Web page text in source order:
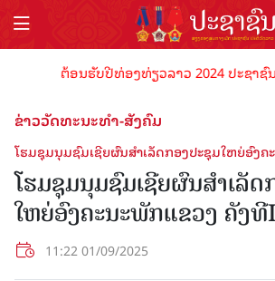
ຕ້ອນຮັບປີທ່ອງທ່ຽວລາວ 2024 ປະຊາຊົນ
ຂ່າວວັດທະນະທຳ-ສັງຄົມ
ໂຮມຊຸມນຸມຊົມເຊີຍຜົນສຳເລັດກອງປະຊຸມໃຫຍ່ອົງ
ໂຮມຊຸມນຸມຊົມເຊີຍຜົນສຳເລັ
ໃຫຍ່ອົງຄະນະພັກແຂວງ ຄັງ
11:22 01/09/2025